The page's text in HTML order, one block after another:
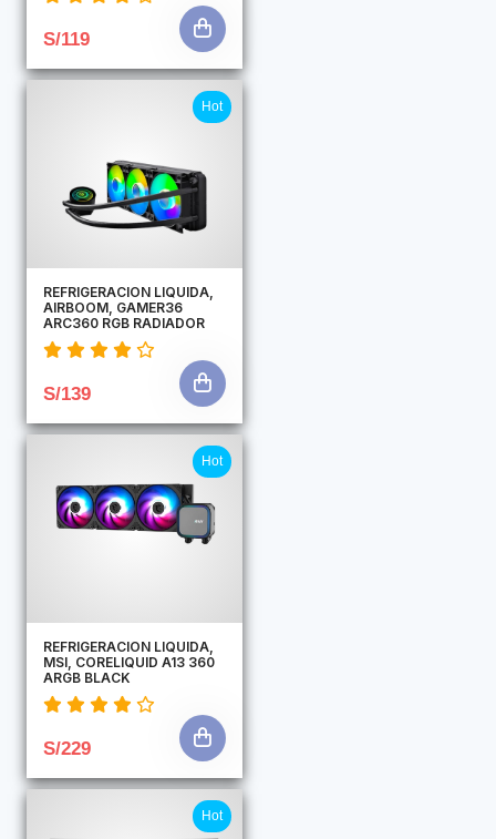
S/119
Hot
REFRIGERACION LIQUIDA,
AIRBOOM, GAMER36
ARC360 RGB RADIADOR
S/139
Hot
REFRIGERACION LIQUIDA,
MSI, CORELIQUID A13 360
ARGB BLACK
S/229
Hot